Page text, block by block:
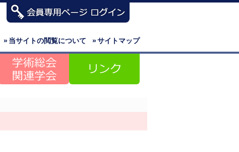
»サイトマップ
»当サイトの閲覧について